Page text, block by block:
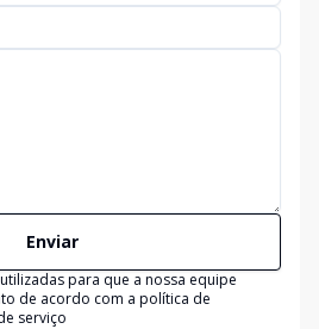
Enviar
para que a nossa equipe
de acordo com a política de
serviço